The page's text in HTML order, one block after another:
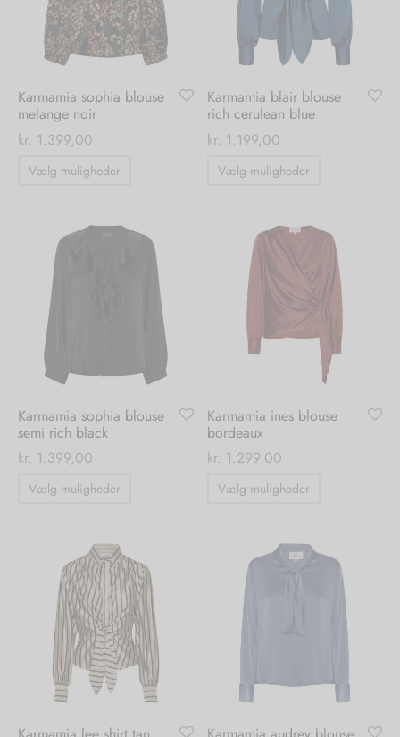
vælges
på
varesiden
vælges
på
varesiden
Karmamia sophia blouse
melange noir
kr. 1.399,00
Vælg muligheder
flere
varianter.
Mulighederne
vælges
varesiden
Karmamia blair blouse
rich cerulean blue
kr. 1.199,00
Vælg muligheder
flere
varianter.
kan
vælges
på
varesiden
Karmamia sophia blouse
semi rich black
kr. 1.399,00
Vælg muligheder
varianter.
Mulighederne
kan
vælges
på
varesiden
Karmamia ines blouse
bordeaux
kr. 1.299,00
Vælg muligheder
flere
varianter.
vælges
varesiden